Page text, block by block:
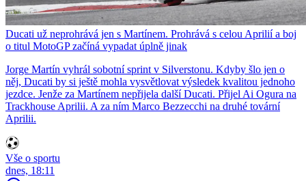
Ducati už neprohrává jen s Martínem. Prohrává s celou Aprilií a boj
o titul MotoGP začíná vypadat úplně jinak
Jorge Martín vyhrál sobotní sprint v Silverstonu. Kdyby šlo jen o
něj, Ducati by si ještě mohla vysvětlovat výsledek kvalitou jednoho
jezdce. Jenže za Martínem nepřijela další Ducati. Přijel Ai Ogura na
Trackhouse Aprilii. A za ním Marco Bezzecchi na druhé tovární
Aprilii.
Vše o sportu
dnes, 18:11